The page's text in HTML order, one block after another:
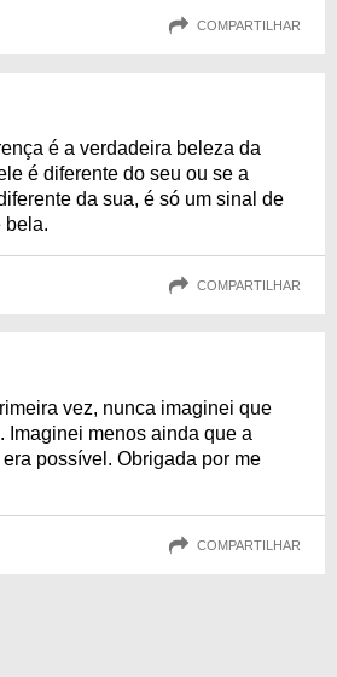
COMPARTILHAR
é a verdadeira beleza da
é diferente do seu ou se a
da sua, é só um sinal de
bela.
COMPARTILHAR
vez, nunca imaginei que
Imaginei menos ainda que a
possível. Obrigada por me
COMPARTILHAR